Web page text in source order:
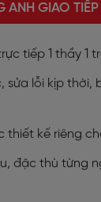
ANH GIAO TIẾP
tiếp 1 thầy 1
sửa lỗi kịp thời,
thiết kế riêng
đặc thù từng